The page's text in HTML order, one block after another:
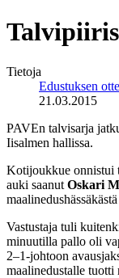
Tietoja
Edustuksen
21.03.2015
PAVEn talvisarja
Iisalmen hallissa.
Kotijoukkue onnistui
auki saanut Oskari
maalinedushässäkästä
Vastustaja tuli
minuutilla pallo oli
2–1-johtoon
maalinedustalle tuotti